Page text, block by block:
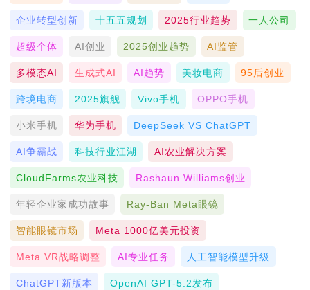
企业转型创新 十五五规划 2025行业趋势 一人公司
超级个体 AI创业 2025创业趋势 AI监管
多模态AI 生成式AI AI趋势 美妆电商 95后创业
跨境电商 2025旗舰 Vivo手机 OPPO手机
小米手机 华为手机 DeepSeek VS ChatGPT
AI争霸战 科技行业江湖 AI农业解决方案
CloudFarms农业科技 Rashaun Williams创业
年轻企业家成功故事 Ray-Ban Meta眼镜
智能眼镜市场 Meta 1000亿美元投资
Meta VR战略调整 AI专业任务 人工智能模型升级
ChatGPT新版本 OpenAI GPT-5.2发布